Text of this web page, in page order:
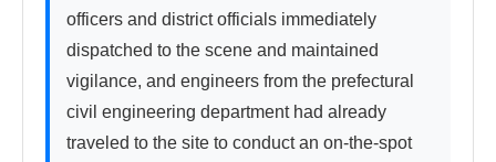
officers and district officials immediately
dispatched to the scene and maintained
vigilance, and engineers from the prefectural
civil engineering department had already
traveled to the site to conduct an on-the-spot